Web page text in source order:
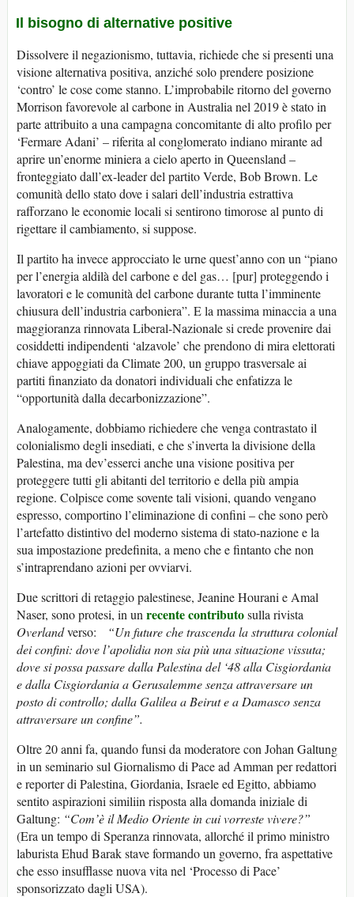
Il bisogno di alternative positive
Dissolvere il negazionismo, tuttavia, richiede che si presenti una
visione alternativa positiva, anziché solo prendere posizione
‘contro’ le cose come stanno. L’improbabile ritorno del governo
Morrison favorevole al carbone in Australia nel 2019 è stato in
parte attribuito a una campagna concomitante di alto profilo per
‘Fermare Adani’ – riferita al conglomerato indiano mirante ad
aprire un’enorme miniera a cielo aperto in Queensland –
fronteggiato dall’ex-leader del partito Verde, Bob Brown. Le
comunità dello stato dove i salari dell’industria estrattiva
rafforzano le economie locali si sentirono timorose al punto di
rigettare il cambiamento, si suppose.
Il partito ha invece approcciato le urne quest’anno con un “piano
per l’energia aldilà del carbone e del gas… [pur] proteggendo i
lavoratori e le comunità del carbone durante tutta l’imminente
chiusura dell’industria carboniera”. E la massima minaccia a una
maggioranza rinnovata Liberal-Nazionale si crede provenire dai
cosiddetti indipendenti ‘alzavole’ che prendono di mira elettorati
chiave appoggiati da Climate 200, un gruppo trasversale ai
partiti finanziato da donatori individuali che enfatizza le
“opportunità dalla decarbonizzazione”.
Analogamente, dobbiamo richiedere che venga contrastato il
colonialismo degli insediati, e che s’inverta la divisione della
Palestina, ma dev’esserci anche una visione positiva per
proteggere tutti gli abitanti del territorio e della più ampia
regione. Colpisce come sovente tali visioni, quando vengano
espresso, comportino l’eliminazione di confini – che sono però
l’artefatto distintivo del moderno sistema di stato-nazione e la
sua impostazione predefinita, a meno che e fintanto che non
s’intraprendano azioni per ovviarvi.
Due scrittori di retaggio palestinese, Jeanine Hourani e Amal
Naser, sono protesi, in un recente contributosulla rivista
Overlandverso: “Un future che trascenda la struttura colonial
dei confini: dove l’apolidia non sia più una situazione vissuta;
dove si possa passare dalla Palestina del ‘48 alla Cisgiordania
e dalla Cisgiordania a Gerusalemme senza attraversare un
posto di controllo; dalla Galilea a Beirut e a Damasco senza
attraversare un confine”.
Oltre 20 anni fa, quando funsi da moderatore con Johan Galtung
in un seminario sul Giornalismo di Pace ad Amman per redattori
e reporter di Palestina, Giordania, Israele ed Egitto, abbiamo
sentito aspirazioni similiin risposta alla domanda iniziale di
Galtung: “Com’è il Medio Oriente in cui vorreste vivere?”
(Era un tempo di Speranza rinnovata, allorché il primo ministro
laburista Ehud Barak stave formando un governo, fra aspettative
che esso insufflasse nuova vita nel ‘Processo di Pace’
sponsorizzato dagli USA).